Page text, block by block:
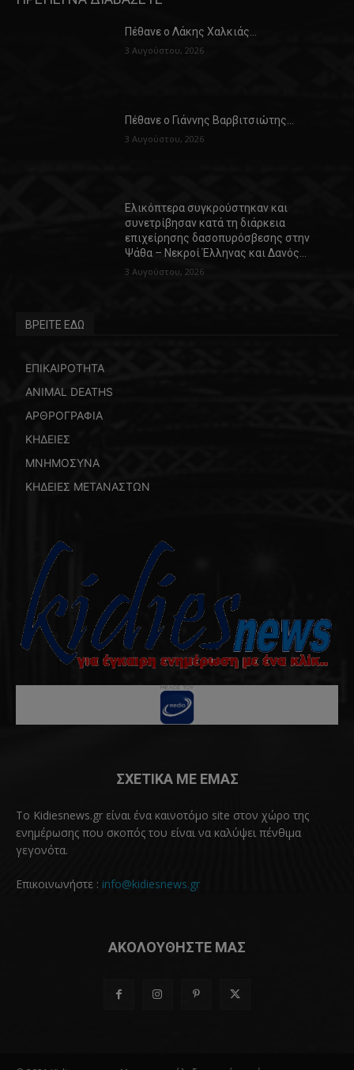
Πέθανε ο Λάκης Χαλκιάς…
3 Αυγούστου, 2026
Πέθανε ο Γιάννης Βαρβιτσιώτης…
3 Αυγούστου, 2026
Ελικόπτερα συγκρούστηκαν και
συνετρίβησαν κατά τη διάρκεια
επιχείρησης δασοπυρόσβεσης στην
Ψάθα – Νεκροί Έλληνας και Δανός…
3 Αυγούστου, 2026
ΒΡΕΙΤΕ ΕΔΩ
ΕΠΙΚΑΙΡΟΤΗΤΑ
ANIMAL DEATHS
ΑΡΘΡΟΓΡΑΦΙΑ
ΚΗΔΕΙΕΣ
ΜΝΗΜΟΣΥΝΑ
ΚΗΔΕΙΕΣ ΜΕΤΑΝΑΣΤΩΝ
ΣΧΕΤΙΚΑ ΜΕ ΕΜΑΣ
Το Kidiesnews.gr είναι ένα καινοτόμο site στον χώρο της
ενημέρωσης που σκοπός του είναι να καλύψει πένθιμα
γεγονότα.
Επικοινωνήστε : info@kidiesnews.gr
ΑΚΟΛΟΥΘΗΣΤΕ ΜΑΣ